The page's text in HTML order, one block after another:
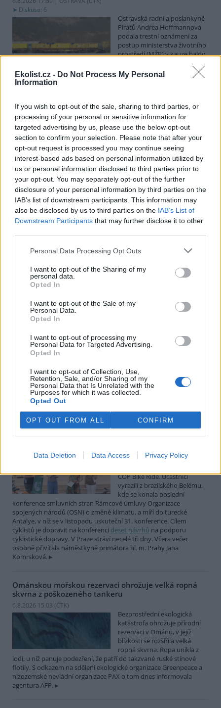
Ekolist.cz - Do Not Process My Personal
Information
If you wish to opt-out of the sale, sharing to third parties, or
processing of your personal or sensitive information for
targeted advertising by us, please use the below opt-out
section to confirm your selection. Please note that after your
opt-out request is processed you may continue seeing
interest-based ads based on personal information utilized by
us or personal information disclosed to third parties prior to
your opt-out. You may separately opt-out of the further
disclosure of your personal information by third parties on the
IAB’s list of downstream participants. This information may
also be disclosed by us to third parties on the IAB’s List of
Downstream Participants that may further disclose it to other
Personal Data Processing Opt Outs
I want to opt-out of the Sharing of my
personal data.
Opted In
I want to opt-out of the Sale of my
Personal Data.
Opted In
I want to opt-out of processing my
Personal Data for Targeted Advertising.
Opted In
I want to opt-out of Collection, Use,
Retention, Sale, and/or Sharing of my
Personal Data that Is Unrelated with the
Purposes for which it was collected.
Opted Out
OPT OUT FROM ALL CONFIRM
Data Deletion Data Access Privacy Policy
Diskuse: 6
Ostravská radní a poslankyně
Pirátů Andrea Hoffmannová
podala trestní oznámení za
postup ministerstva životního
prostředí (MŽP) v kauze haldy
pirátská strana. Požaduje, aby policie prověřila okolnosti odebrání
případu České inspekci životního prostředí (ČIŽP) a zastavení řízení.
dalším osobám, jejichž účast na popsaném postupu může být
zjištěna prověřováním. Stanovisko MŽP a ČIŽP ČTK shání.
Ředitelé odborů i mluvčí se z ČIŽP rozhodli odejít z
vlastní vůle, řekl Straka
ČTK )
Diskuse: 1
Ředitel odboru vnitřních
služeb Matěj Mrlina, vedoucí
služebního úřadu Oldřich
Jarolím a tisková mluvčí Miriam
Loužecká končí na České
inspekci životního prostředí (ČIŽP) z vlastní iniciativy. Na dotaz ČTK
to napsal nový ředitel inspekce Pavel Straka (za Motoristy). O jejich
Podle něj tak končí dva z pěti ředitelů odborů na ČIŽP.
Veterináři v horku ošetřují více zvířat, ohrožení jsou psi
se zploštělým čumákem
6.8.2026 15:15 (ČTK)
Veterináři v současných
podle nich patří plemena psů s
krátkou lebkou a zploštělým
čumákem, jako jsou například mopsi nebo buldočci, starší jedinci a
vyhledávají veterinární ošetření nejčastěji kvůli přehřátí organismu,
dehydrataci nebo kolapsu. ČTK to sdělila viceprezidentka Komory
veterinárních lékařů ČR Kateřina Valdhans.
Do Prahy dorazili jezdci cyklistické štafety, míří na
konferenci o klimatu
Do Prahy dnes dorazili jezdci
COP Bike Ride. Účastníci
vyrazili z brazilského Belému,
kde se konala poslední
konference smluvních stran Rámcové úmluvy Organizace
spojených národů (OSN) o změně klimatu, a míří do turecké
Antalye, v níž se v listopadu uskuteční 31. konference. Cílem
cyklistů je dopravit na konferenci deset návrhů na podporu
cyklistické dopravy. V Praze stráví necelé tři dny. Včera večer
osobně přivítala náměstkyně primátora hl. m. Prahy Jana
Komrsková.
Ománskou mořskou rezervaci ohrožuje velká ropná
skvrna z poškozeného tankeru
6.8.2026 15:03 (ČTK)
Bezprostřední ekologická
katastrofa ohrožuje přírodní
rezervaci v Ománu, v jejíž
blízkosti se rozšířila velká
ropná skvrna. Ropa unikla z
lodi, u níž panuje podezření, že patří do takzvané ruské stínové
flotily. S odkazem na sdělení ekologické organizace Greenpeace a
nizozemské nevládní organizace PAX o tom dnes informovala
agentura AFP.